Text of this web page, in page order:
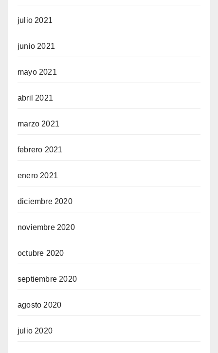
julio 2021
junio 2021
mayo 2021
abril 2021
marzo 2021
febrero 2021
enero 2021
diciembre 2020
noviembre 2020
octubre 2020
septiembre 2020
agosto 2020
julio 2020